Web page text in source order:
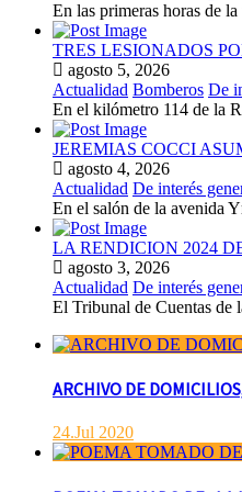
En las primeras horas de
TRES LESIONADOS
agosto 5, 2026
Actualidad Bomberos De
En el kilómetro 114 de la
JEREMIAS COCCI
agosto 4, 2026
Actualidad De interés
En el salón de la avenida
LA RENDICION 2024
agosto 3, 2026
Actualidad De interés
El Tribunal de Cuentas de
ARCHIVO DE
24.Jul 2020